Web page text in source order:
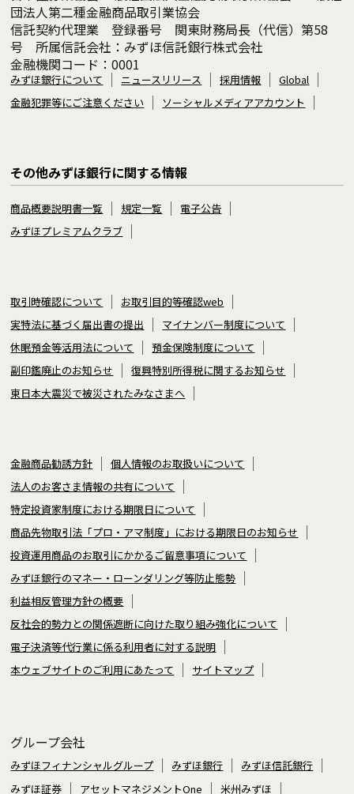
団法人第二種金融商品取引業協会
信託契約代理業 登録番号 関東財務局長（代信）第58
号 所属信託会社：みずほ信託銀行株式会社
金融機関コード：0001
みずほ銀行について ニュースリリース 採用情報
Global
金融犯罪等にご注意ください
ソーシャルメディアアカウント
その他みずほ銀行に関する情報
商品概要説明書一覧 規定一覧
電子公告
みずほプレミアムクラブ
取引時確認について
お取引目的等確認web
実特法に基づく届出書の提出
マイナンバー制度について
休眠預金等活用法について
預金保険制度について
副印鑑廃止のお知らせ
復興特別所得税に関するお知らせ
東日本大震災で被災されたみなさまへ
金融商品勧誘方針
個人情報のお取扱いについて
法人のお客さま情報の共有について
特定投資家制度における期限日について
商品先物取引法「プロ・アマ制度」における期限日のお知らせ
投資運用商品のお取引にかかるご留意事項について
みずほ銀行のマネー・ローンダリング等防止態勢
利益相反管理方針の概要
反社会的勢力との関係遮断に向けた取り組み強化について
電子決済等代行業に係る利用者に対する説明
本ウェブサイトのご利用にあたって
サイトマップ
グループ会社
みずほフィナンシャルグループ みずほ銀行
みずほ信託銀行
みずほ証券
アセットマネジメントOne 米州みずほ